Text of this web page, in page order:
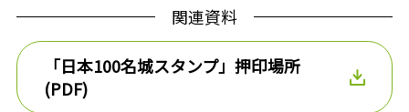
関連資料
「日本100名城スタンプ」押印場所
(PDF)